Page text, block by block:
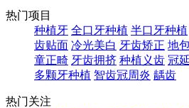
热门项目
种植牙 全口牙种植 半口牙种植
齿贴面 冷光美白 牙齿矫正 地
童正畸 牙齿拥挤 种植义齿 冠
多颗牙种植 智齿冠周炎 龋齿
热门关注